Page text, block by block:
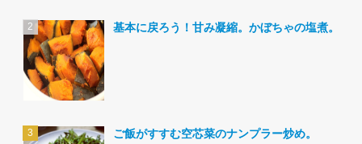
基本に戻ろう！甘み凝縮。かぼちゃの塩煮。
ご飯がすすむ空芯菜のナンプラー炒め。